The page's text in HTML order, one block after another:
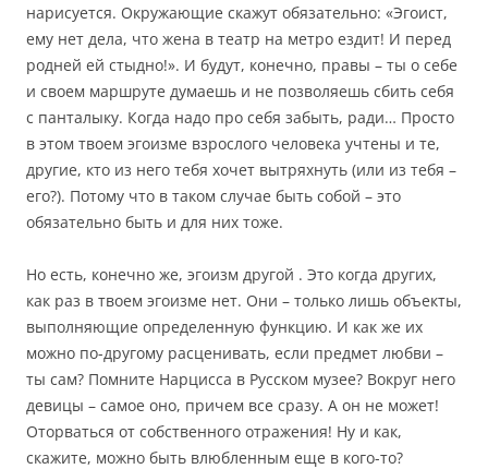
нарисуется. Окружающие скажут обязательно: «Эгоист,
ему нет дела, что жена в театр на метро ездит! И перед
родней ей стыдно!». И будут, конечно, правы – ты о себе
и своем маршруте думаешь и не позволяешь сбить себя
с панталыку. Когда надо про себя забыть, ради… Просто
в этом твоем эгоизме взрослого человека учтены и те,
другие, кто из него тебя хочет вытряхнуть (или из тебя –
его?). Потому что в таком случае быть собой – это
обязательно быть и для них тоже.
Но есть, конечно же, эгоизм другой . Это когда других,
как раз в твоем эгоизме нет. Они – только лишь объекты,
выполняющие определенную функцию. И как же их
можно по-другому расценивать, если предмет любви –
ты сам? Помните Нарцисса в Русском музее? Вокруг него
девицы – самое оно, причем все сразу. А он не может!
Оторваться от собственного отражения! Ну и как,
скажите, можно быть влюбленным еще в кого-то?